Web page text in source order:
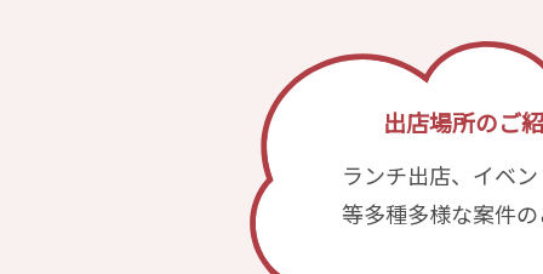
出店場所のご
ランチ出店、イベ
等多種多様な案件